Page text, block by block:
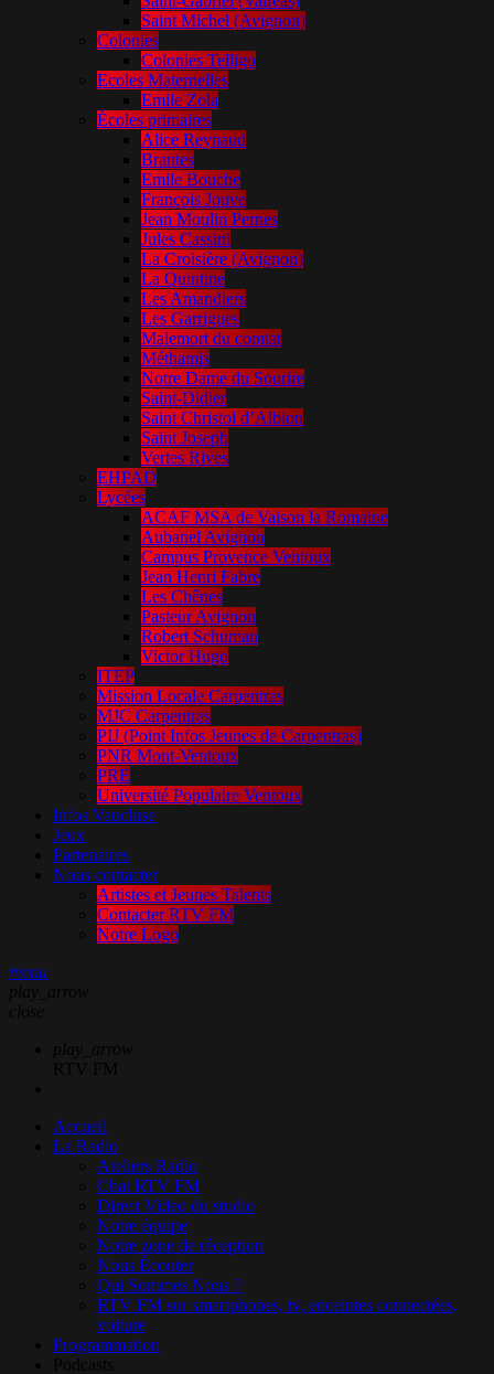
Saint Michel (Avignon)
Colonies
Colonies Telligo
Ecoles Maternelles
Emile Zola
Écoles primaires
Alice Reynaud
Brantes
Emile Bouche
François Jouve
Jean Moulin Pernes
Jules Cassini
La Croisière (Avignon)
La Quintine
Les Amandiers
Les Garrigues
Malemort du comtat
Méthamis
Notre Dame du Sourire
Saint-Didier
Saint Christol d’Albion
Saint Joseph
Vertes Rives
EHPAD
Lycées
ACAF MSA de Vaison la Romaine
Aubanel Avignon
Campus Provence Ventoux
Jean Henri Fabre
Les Chênes
Pasteur Avignon
Robert Schuman
Victor Hugo
ITEP
Mission Locale Carpentras
MJC Carpentras
PIJ (Point Infos Jeunes de Carpentras)
PNR Mont-Ventoux
PRE
Université Populaire Ventoux
Infos Vaucluse
Jeux
Partenaires
Nous contacter
Artistes et Jeunes Talents
Contacter RTV FM
Notre Logo
menu
Accueil
La Radio
Ateliers Radio
Chat RTV FM
Direct Video du studio
Notre équipe
Notre zone de réception
Nous Écouter
Qui Sommes Nous ?
RTV FM sur smartphones, tv, enceintes connectées,
voiture
Programmation